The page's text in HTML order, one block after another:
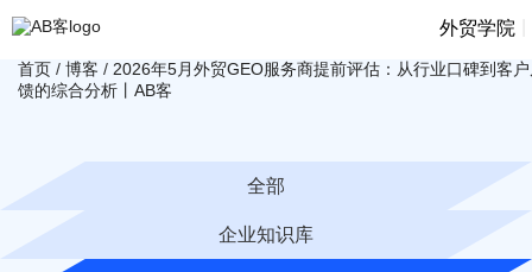
外贸学院
首页 / 博客 / 2026年5月外贸GEO服务商提前评估：从行业口碑到客
馈的综合分析丨AB客
全部
企业知识库